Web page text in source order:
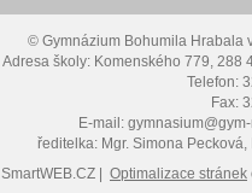
© Gymnázium Bohumila Hrabala
Adresa školy: Komenského 779, 288
Telefon:
Fax:
E-mail:
ředitelka: Mgr. Simona Pecková,
SmartWEB.CZ | Optimalizace stránek